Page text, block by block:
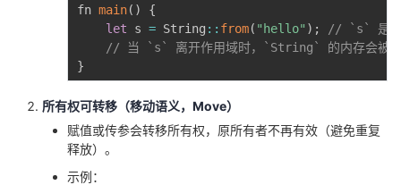
播
活
的
我
fn main( )
{
let s = String : : from( "hello" ) ;
// `s` 是所
// 当 `s` 离开作用域时，`String` 的内存会被自
}
所有权可转移（移动语义，Move）
赋值或传参会转移所有权，原所有者不再有效（避免重复
释放）。
示例：